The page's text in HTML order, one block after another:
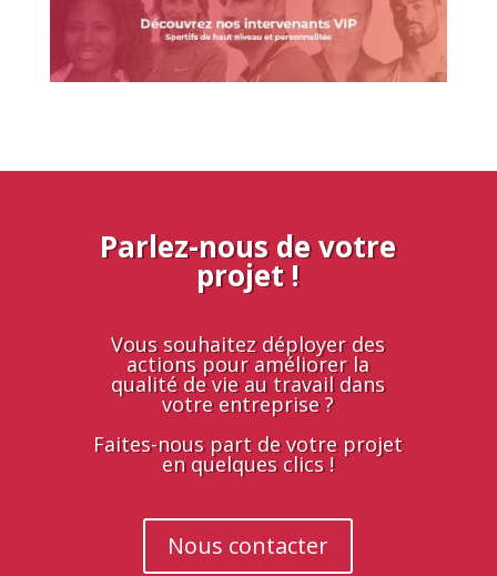
Parlez-nous de votre
projet !
Vous souhaitez déployer des
actions pour améliorer la
qualité de vie au travail dans
votre entreprise ?
Faites-nous part de votre projet
en quelques clics !
Nous contacter